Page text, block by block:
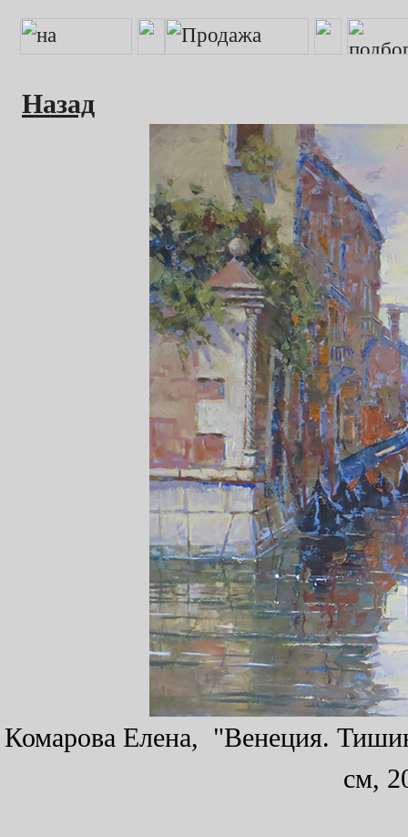
Назад
Комарова Елена, "Венеция.
см,